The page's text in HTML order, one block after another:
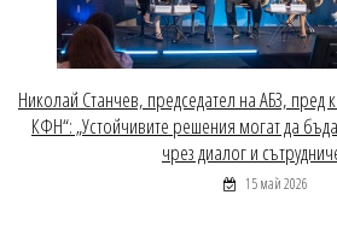
Николай Станчев, председател на АБЗ,
КФН“: „Устойчивите решения могат да
чрез диалог и
15 май 2026